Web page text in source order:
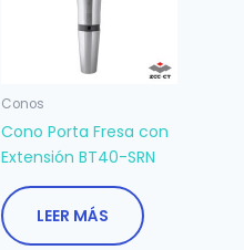
Conos
Cono Porta Fresa con
Extensión BT40-SRN
LEER MÁS